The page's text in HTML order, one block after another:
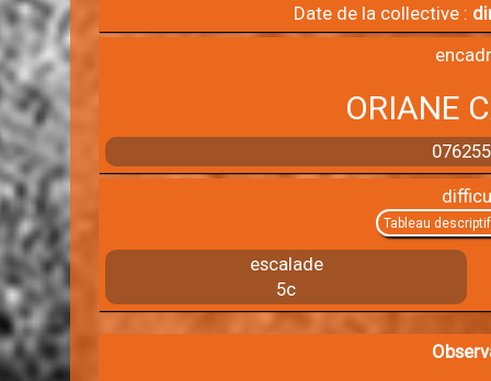
Date de la collective :
ORIANE
Tableau
escalade
5c